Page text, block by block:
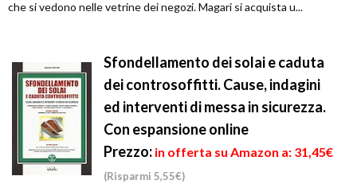
che si vedono nelle vetrine dei negozi. Magari si acquista u...
Sfondellamento dei solai e caduta
dei controsoffitti. Cause, indagini
ed interventi di messa in sicurezza.
Con espansione online
Prezzo: in offerta su Amazon a: 31,45€
(Risparmi 5,55€)